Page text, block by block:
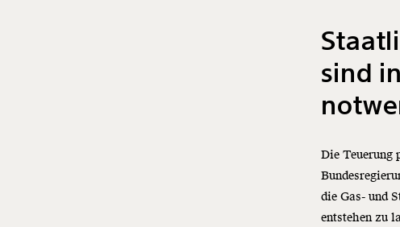
sind
Die Teuerung
die Gas- und
entstehen zu